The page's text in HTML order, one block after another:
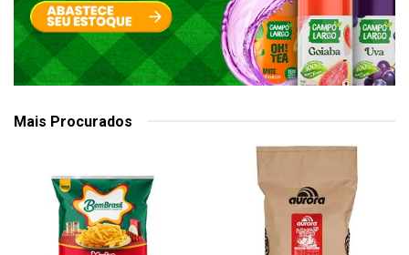
Mais Procurados